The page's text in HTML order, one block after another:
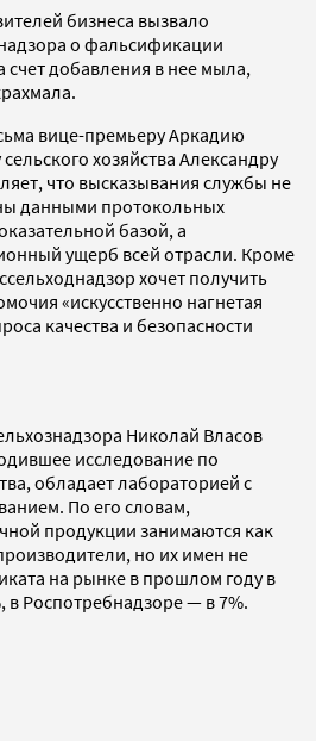
бизнеса вызвало
о фальсификации
добавления в нее мыла,
вице-премьеру Аркадию
хозяйства Александру
что высказывания службы не
данными протокольных
базой, а
ущерб всей отрасли. Кроме
хочет получить
«искусственно нагнетая
качества и безопасности
Николай Власов
исследование по
обладает лабораторией с
По его словам,
продукции занимаются как
но их имен не
на рынке в прошлом году в
в Роспотребнадзоре — в 7%.